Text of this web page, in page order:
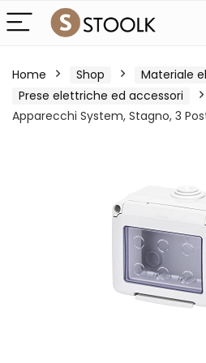
Home Shop
Materiale
Prese elettriche ed accessori
Apparecchi System, Stagno, 3